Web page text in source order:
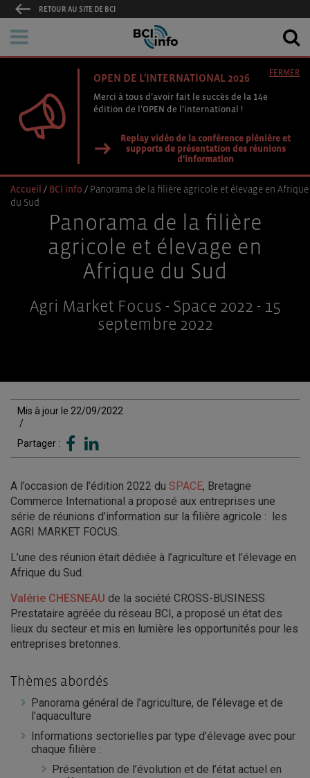
RETOUR AU SITE DE BCI
OPEN DE L'INTERNATIONAL 2026
Merci à tous d’avoir fait le succès de la 14e
édition de l’OPEN de l’international !
Replay vidéo de la conférence plénière et
supports de présentation des réunions
d'information
FERMER
Accueil / BCI info / Panorama de la filière agricole et élevage en Afrique
du Sud
Panorama de la filière
agricole et élevage en
Afrique du Sud
Agri Market Focus - Space 2022 - 15
septembre 2022
Mis à jour le 22/09/2022
/
Partager :
A l’occasion de l’édition 2022 du SPACE, Bretagne
Commerce International a proposé aux entreprises une
série de réunions d’information sur la filière agricole : les
AGRI MARKET FOCUS.
L’une des réunion était dédiée à l’agriculture et l’élevage en
Afrique du Sud.
Valérie CHESNEAU de la société CROSS-BUSINESS
Prestataire agréée du réseau BCI, a proposé un état des
lieux du secteur et mis en lumière les opportunités pour les
entreprises bretonnes.
Thèmes abordés
Panorama général de l’agriculture, de l’élevage et de
l’aquaculture
Informations sectorielles par type d’élevage avec pour
chaque filière :
Présentation de l’évolution et de l’état actuel en